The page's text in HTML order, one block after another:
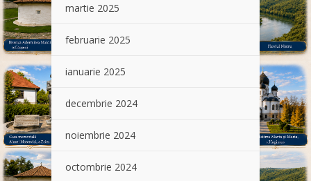
martie 2025
februarie 2025
ianuarie 2025
decembrie 2024
noiembrie 2024
octombrie 2024